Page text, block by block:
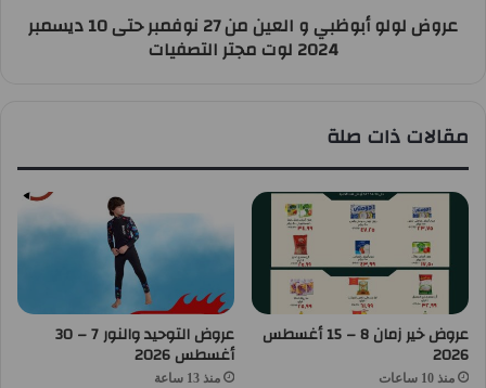
عروض لولو أبوظبي و العين من 27 نوفمبر حتى 10 ديسمبر
2024 لوت مجتر التصفيات
مقالات ذات صلة
عروض خير زمان 8 – 15 أغسطس
2026
منذ 10 ساعات
عروض التوحيد والنور 7 – 30
أغسطس 2026
منذ 13 ساعة